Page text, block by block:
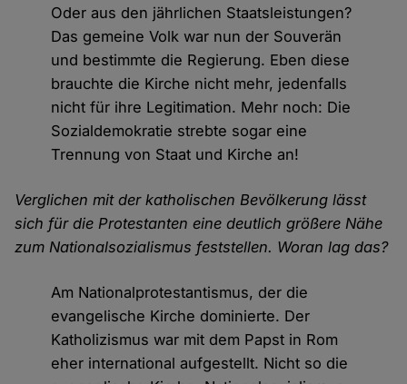
Oder aus den jährlichen Staatsleistungen?
Das gemeine Volk war nun der Souverän
und bestimmte die Regierung. Eben diese
brauchte die Kirche nicht mehr, jedenfalls
nicht für ihre Legitimation. Mehr noch: Die
Sozialdemokratie strebte sogar eine
Trennung von Staat und Kirche an!
Verglichen mit der katholischen Bevölkerung lässt
sich für die Protestanten eine deutlich größere Nähe
zum Nationalsozialismus feststellen. Woran lag das?
Am Nationalprotestantismus, der die
evangelische Kirche dominierte. Der
Katholizismus war mit dem Papst in Rom
eher international aufgestellt. Nicht so die